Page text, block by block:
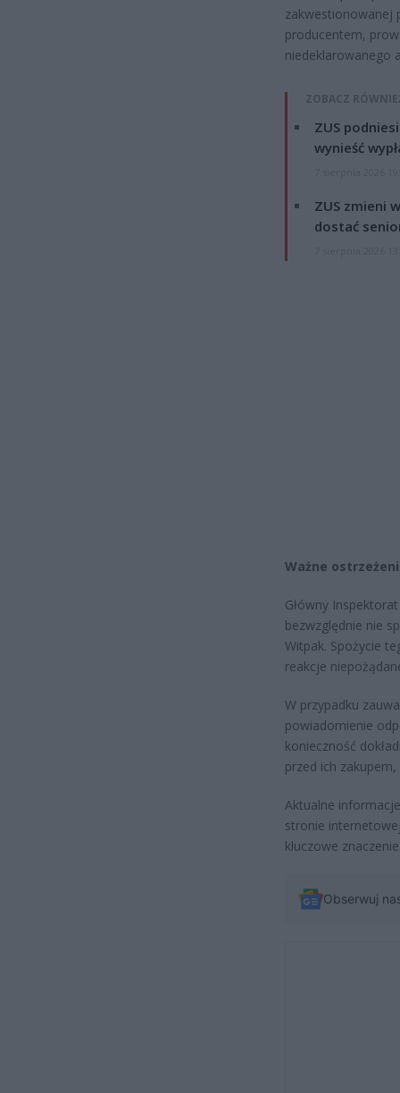
zakwestionowanej
producentem,
niedeklarowanego
ZOBACZ
ZUS
wynieść
ZUS zmieni
dostać
Ważne
Główny
bezwzględnie nie
Witpak. Spożycie
reakcje
W przypadku
powiadomienie
konieczność
przed ich
Aktualne
stronie
kluczowe
Obserwuj